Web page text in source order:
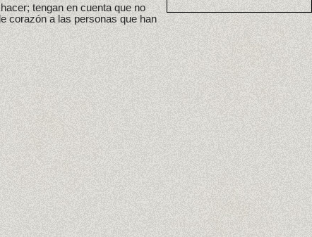
tengan en cuenta que no
corazón a las personas que han